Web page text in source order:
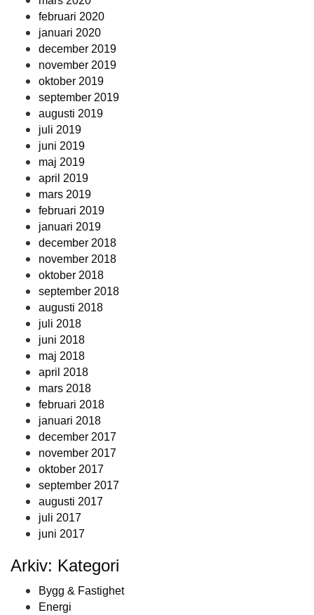
februari 2020
januari 2020
december 2019
november 2019
oktober 2019
september 2019
augusti 2019
juli 2019
juni 2019
maj 2019
april 2019
mars 2019
februari 2019
januari 2019
december 2018
november 2018
oktober 2018
september 2018
augusti 2018
juli 2018
juni 2018
maj 2018
april 2018
mars 2018
februari 2018
januari 2018
december 2017
november 2017
oktober 2017
september 2017
augusti 2017
juli 2017
juni 2017
Arkiv: Kategori
Bygg & Fastighet
Energi